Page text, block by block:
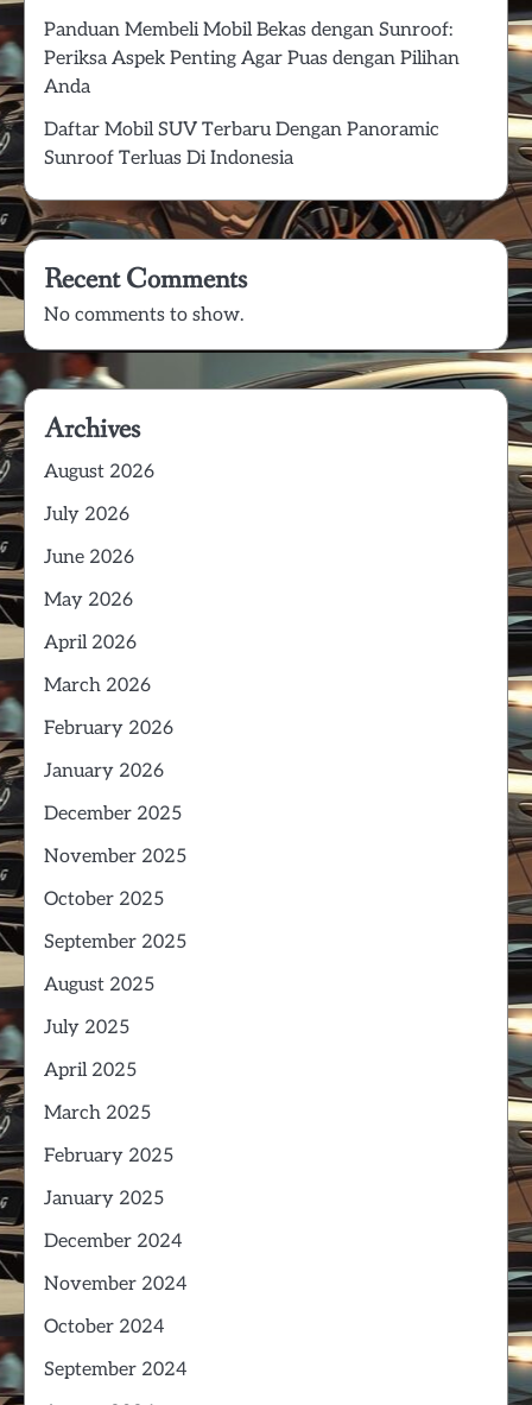
Panduan Membeli Mobil Bekas dengan Sunroof:
Periksa Aspek Penting Agar Puas dengan Pilihan
Anda
Daftar Mobil SUV Terbaru Dengan Panoramic
Sunroof Terluas Di Indonesia
Recent Comments
No comments to show.
Archives
August 2026
July 2026
June 2026
May 2026
April 2026
March 2026
February 2026
January 2026
December 2025
November 2025
October 2025
September 2025
August 2025
July 2025
April 2025
March 2025
February 2025
January 2025
December 2024
November 2024
October 2024
September 2024